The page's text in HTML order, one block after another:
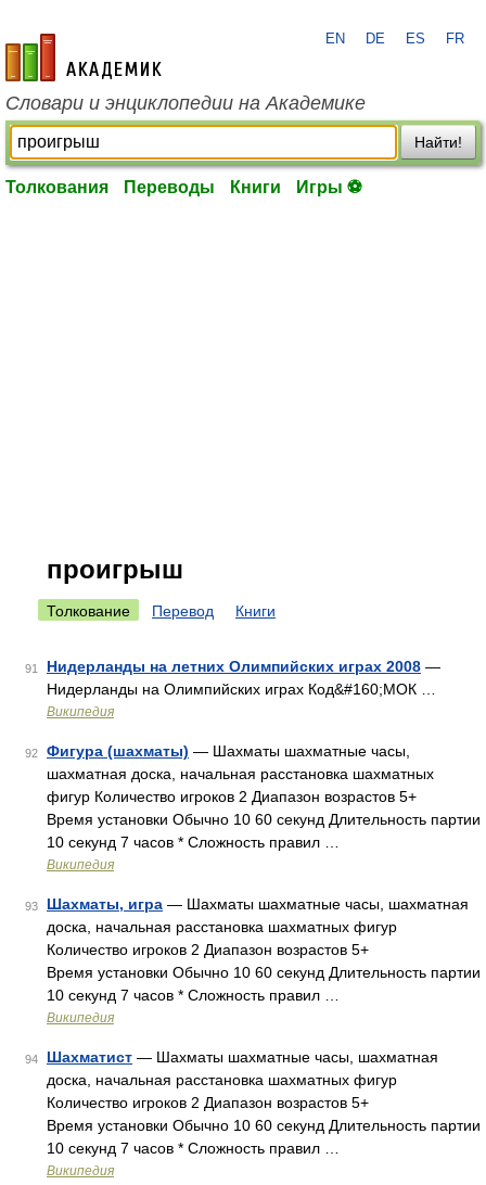
academic.ru
EN DE ES FR
Словари и энциклопедии на Академике
Найти!
Толкования Переводы Книги Игры ⚽
проигрыш
Толкование Перевод Книги
91 Нидерланды на летних Олимпийских играх 2008 —
Нидерланды на Олимпийских играх Код&#160;МОК …
Википедия
92 Фигура (шахматы) — Шахматы шахматные часы,
шахматная доска, начальная расстановка шахматных
фигур Количество игроков 2 Диапазон возрастов 5+
Время установки Обычно 10 60 секунд Длительность партии
10 секунд 7 часов * Сложность правил …
Википедия
93 Шахматы, игра — Шахматы шахматные часы, шахматная
доска, начальная расстановка шахматных фигур
Количество игроков 2 Диапазон возрастов 5+
Время установки Обычно 10 60 секунд Длительность партии
10 секунд 7 часов * Сложность правил …
Википедия
94 Шахматист — Шахматы шахматные часы, шахматная
доска, начальная расстановка шахматных фигур
Количество игроков 2 Диапазон возрастов 5+
Время установки Обычно 10 60 секунд Длительность партии
10 секунд 7 часов * Сложность правил …
Википедия